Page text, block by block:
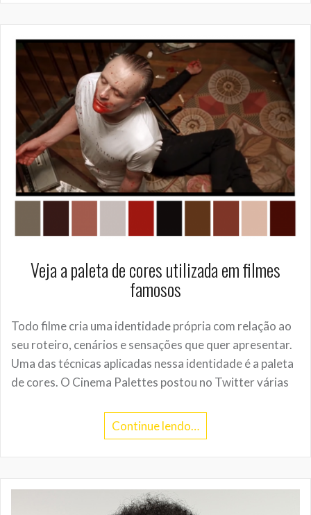
Veja a paleta de cores utilizada em filmes
famosos
Todo filme cria uma identidade própria com relação ao
seu roteiro, cenários e sensações que quer apresentar.
Uma das técnicas aplicadas nessa identidade é a paleta
de cores. O Cinema Palettes postou no Twitter várias
Continue lendo…